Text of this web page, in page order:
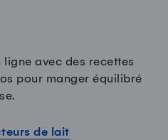
avec des recettes
pour manger équilibré
de lait